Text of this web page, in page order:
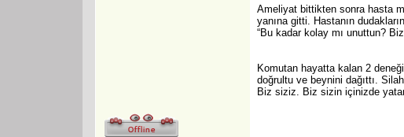
Ameliyat bittikten sonra hasta
yanına gitti. Hastanın
“Bu kadar kolay mı unuttun?
Komutan hayatta kalan 2
doğrultu ve beynini dağıttı.
Biz siziz. Biz sizin içinizde